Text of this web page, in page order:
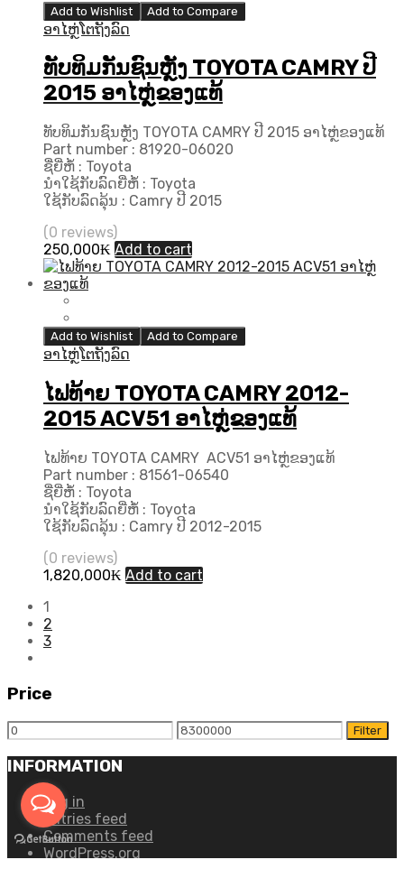
Add to Wishlist Add to Compare
ອາໄຫຼ່ໂຕຖັງລົດ
ທັບທິມກັນຊົນຫຼັງ TOYOTA CAMRY ປີ
2015 ອາໄຫຼ່ຂອງແທ້
ທັບທິມກັນຊົນຫຼັງ TOYOTA CAMRY ປີ 2015 ອາໄຫຼ່ຂອງແທ້
Part number : 81920-06020
ຊື່ຍີ່ຫໍ້ : Toyota
ນຳໃຊ້ກັບລົດຍີ່ຫໍ້ : Toyota
ໃຊ້ກັບລົດລຸ້ນ : Camry ປີ 2015
(0 reviews)
250,000₭ Add to cart
Add to Wishlist Add to Compare
ອາໄຫຼ່ໂຕຖັງລົດ
ໄຟທ້າຍ TOYOTA CAMRY 2012-
2015 ACV51 ອາໄຫຼ່ຂອງແທ້
ໄຟທ້າຍ TOYOTA CAMRY ACV51 ອາໄຫຼ່ຂອງແທ້
Part number : 81561-06540
ຊື່ຍີ່ຫໍ້ : Toyota
ນຳໃຊ້ກັບລົດຍີ່ຫໍ້ : Toyota
ໃຊ້ກັບລົດລຸ້ນ : Camry ປີ 2012-2015
(0 reviews)
1,820,000₭ Add to cart
1
2
3
Price
Min
price
Max
price
Filter
INFORMATION
Log in
Entries feed
Comments feed
WordPress.org